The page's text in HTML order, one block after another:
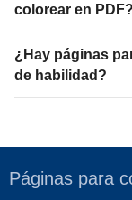
colorear en PDF?
¿Hay páginas
de habilidad?
Páginas para